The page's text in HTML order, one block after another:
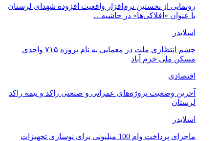
رونمایی از نخستین نرم‌افزار واقعیت افزوده شهدای لرستان
با عنوان «افلاکی‌ها» در حاشیه…
اسلایدر
چشم انتظاری ملت در معمایی به نام پروژه ۷۱۵ واحدی
مسکن ملی خرم آباد
اقتصادی
آخرین وضعیت پروژه‌های عمرانی و صنعتی راکد و نیمه راکد
لرستان
اسلایدر
ماجرای پرداخت وام 100 میلیونی برای نوسازی تجهیزات